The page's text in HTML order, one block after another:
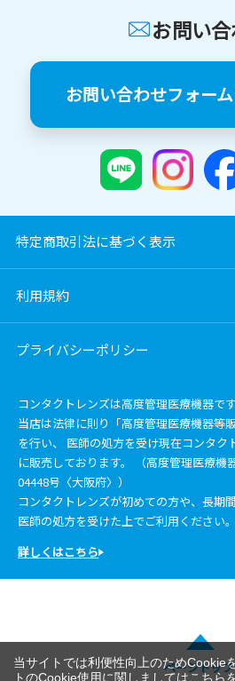
お問い
お問い合わせフォー
特定商取引法に基づく表示
利用規約
プライバシーポリシー
コンタクトレンズは高度管理医療機器です
当店は法律に則り「高度管理医療機器等
を行い、 医師の処方を受け現在コンタク
に販売しております。 （高度管理医療機
04448号〈大阪府〉）
コンタクトレンズが初めての方や、長期
医師の処方を受けた上でご利用ください。
詳しくはこちら
ページトップ
当サイトでは利便性向上のためCookie
トのCookie使用に関しましてはこちら